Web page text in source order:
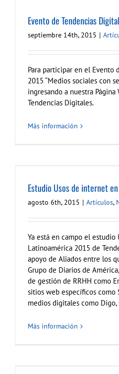
Evento de Tendencias
septiembre 14th, 2015 |
Para participar en el Evento
2015 “Medios sociales con
ingresando a nuestra
Tendencias Digitales.
Más información
Estudio Usos de internet
agosto 6th, 2015 | Artículos,
Ya está en campo el
Latinoamérica 2015 de
apoyo de Aliados entre los
Grupo de Diarios de
de gestión de RRHH como
sitios web específicos como
medios digitales como
Más información